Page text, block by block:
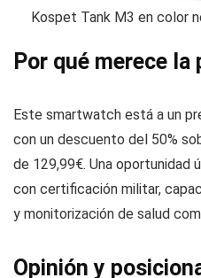
Kospet Tank M3 en color
Por qué merece la
Este smartwatch está a un
con un descuento del 50%
de 129,99€. Una oportunidad
con certificación militar,
y monitorización de salud
Opinión y